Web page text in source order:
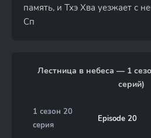
память, и Тхэ Хва уезжает с
Сп
Лестница в небеса — 1
серий)
1 сезон 20
серия
Episode 20